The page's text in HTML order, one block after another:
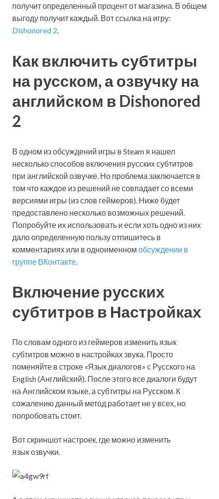
получит определенный процент от магазина. В общем
выгоду получит каждый. Вот ссылка на игру:
Dishonored 2.
Как включить субтитры
на русском, а озвучку на
английском в Dishonored
2
В одном из обсуждений игры в Steam я нашел
несколько способов включения русских субтитров
при английской озвучке. Но проблема заключается в
том что каждое из решений не совпадает со всеми
версиями игры (из слов геймеров). Ниже будет
предоставлено несколько возможных решений.
Попробуйте их использовать и если хоть одно из них
дало определенную пользу отпишитесь в
комментариях или в одноименном обсуждении в
группе ВКонтакте
Включение русских
субтитров в Настройках
По словам одного из геймеров изменить язык
субтитров можно в настройках звука. Просто
поменяйте в строке «Язык диалогов» с Русского на
English (Английский). После этого все диалоги будут
на Английском языке, а субтитры на Русском. К
сожалению данный метод работает не у всех, но
попробовать стоит.
Вот скриншот настроек, где можно изменить
язык озвучки.